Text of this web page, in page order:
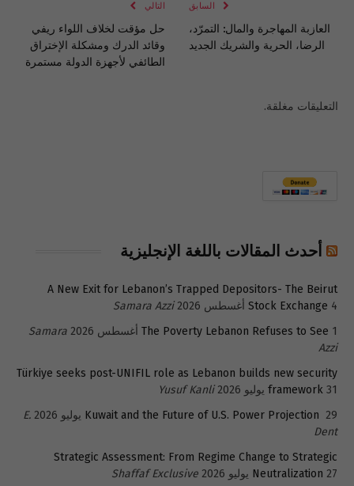
السابق
العازبة المهاجرة والمال: التمرّد،
الرضا، الحرية والشريك الجديد
التالي
حل مؤقت لخلاف اللواء ريفي
وقائد الدرك ومشكلة الإختراق
الطائفي لأجهزة الدولة مستمرة
التعليقات مغلقة.
أحدث المقالات باللغة الإنجليزية
A New Exit for Lebanon’s Trapped Depositors- The Beirut
Stock Exchange 4 أغسطس 2026
Samara Azzi
The Poverty Lebanon Refuses to See 1 أغسطس 2026
Samara
Azzi
Türkiye seeks post-UNIFIL role as Lebanon builds new security
framework 31 يوليو 2026
Yusuf Kanli
Kuwait and the Future of U.S. Power Projection 29 يوليو 2026
E.
Dent
Strategic Assessment: From Regime Change to Strategic
Neutralization 27 يوليو 2026 Shaffaf Exclusive